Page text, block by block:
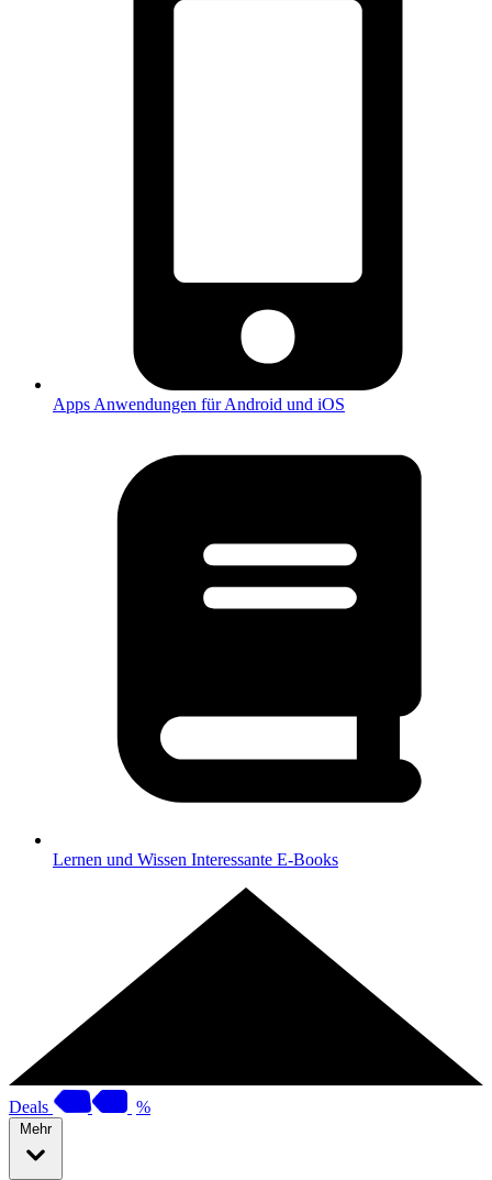
Apps Anwendungen für Android und iOS
Lernen und Wissen Interessante E-Books
Deals %
Mehr